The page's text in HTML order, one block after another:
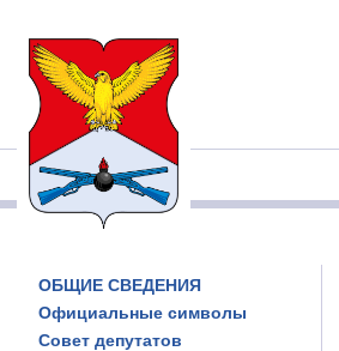
ОБЩИЕ СВЕДЕНИЯ
Официальные символы
Совет депутатов